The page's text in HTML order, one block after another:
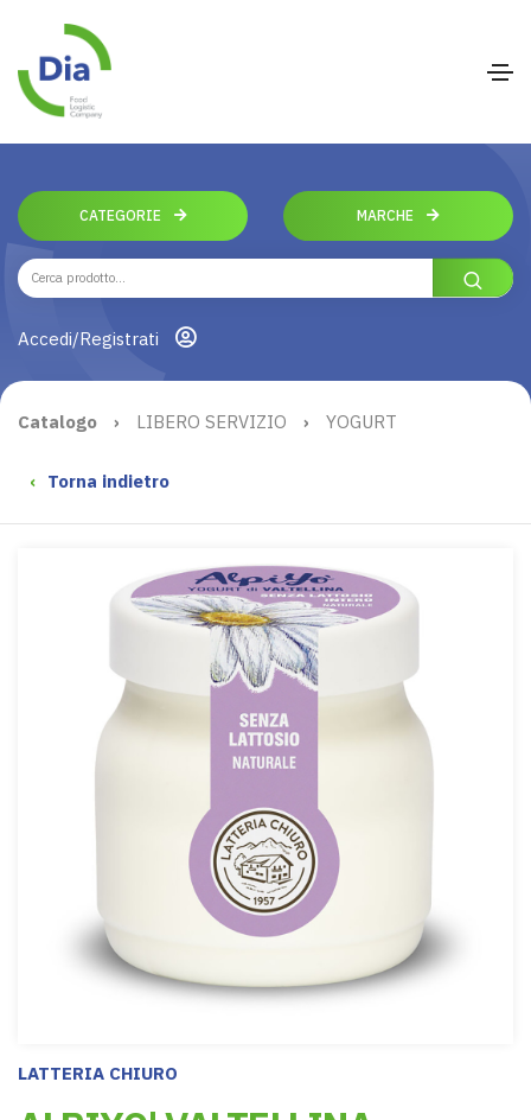
CATEGORIE MARCHE
Accedi/Registrati
Catalogo › LIBERO SERVIZIO › YOGURT
‹ Torna indietro
LATTERIA CHIURO